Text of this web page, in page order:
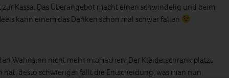
Kassa. Das Überangebot macht einen schwindelig und beim
kann einem das Denken schon mal schwer fallen
Wahnsinn nicht mehr mitmachen. Der Kleiderschrank platzt
desto schwieriger fällt die Entscheidung, was man nun